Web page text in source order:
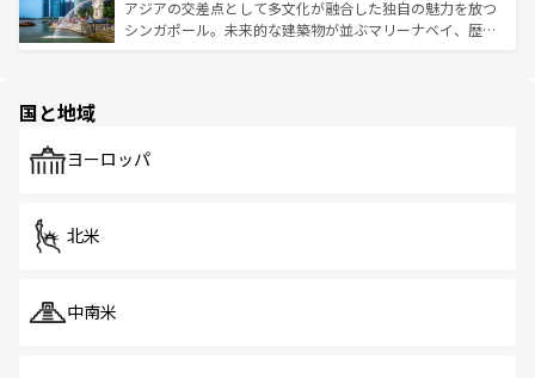
が待っている。親しみやすいタイの人々、仏教を中心とし
た文化、そして多様な観光資源が、訪れる旅人を魅了し続
ており、効率よく見どころを回れるのも魅力。息をのむよ
うな絶景から文化的な体験まで、香港を存分に楽しみ尽く
アジアの交差点として多文化が融合した独自の魅力を放つ
シンガポール。未来的な建築物が並ぶマリーナベイ、歴史
で、ホーカーズは地元の風情を楽しめる外せないスポット
国と地域
ヨーロッパ
北米
中南米